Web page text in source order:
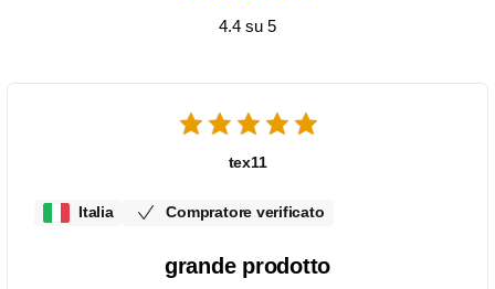
4.4 su 5
tex11
Italia Compratore verificato
grande prodotto